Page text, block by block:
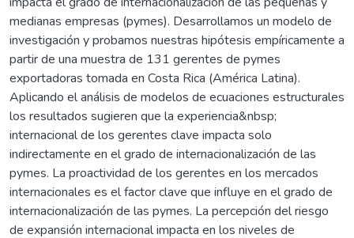
medianas empresas (pymes). Desarrollamos un modelo de
investigación y probamos nuestras hipótesis empíricamente a
partir de una muestra de 131 gerentes de pymes
exportadoras tomada en Costa Rica (América Latina).
Aplicando el análisis de modelos de ecuaciones estructurales
los resultados sugieren que la experiencia&nbsp;
internacional de los gerentes clave impacta solo
indirectamente en el grado de internacionalización de las
pymes. La proactividad de los gerentes en los mercados
internacionales es el factor clave que influye en el grado de
internacionalización de las pymes. La percepción del riesgo
de expansión internacional impacta en los niveles de